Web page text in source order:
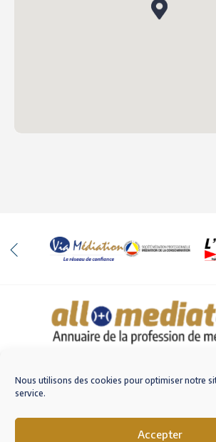
Nous utilisons des cookies pour optimiser notre
service.
Accepter
M'inscrire sur